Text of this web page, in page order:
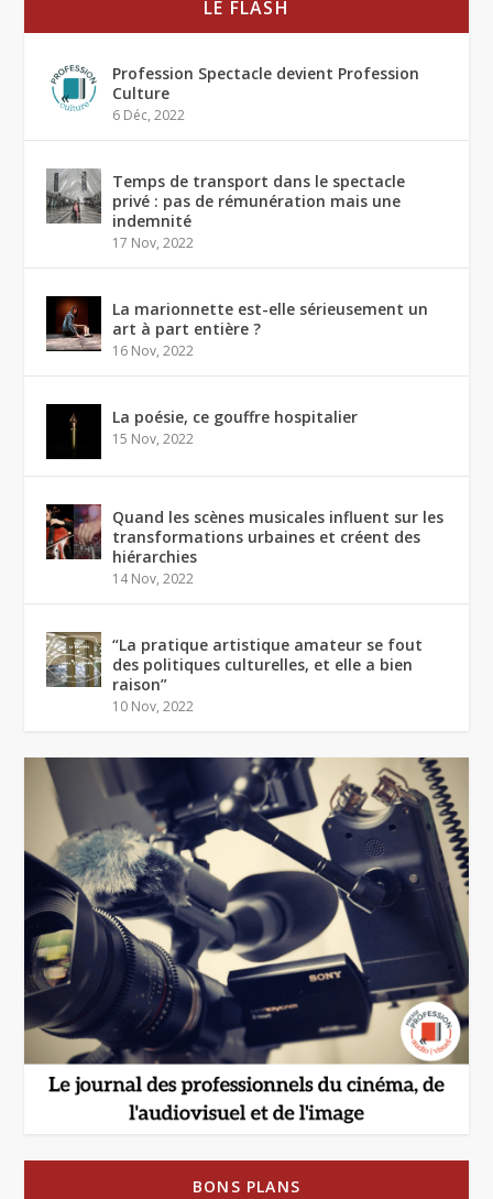
LE FLASH
Profession Spectacle devient Profession
Culture
6 Déc, 2022
Temps de transport dans le spectacle
privé : pas de rémunération mais une
indemnité
17 Nov, 2022
La marionnette est-elle sérieusement un
art à part entière ?
16 Nov, 2022
La poésie, ce gouffre hospitalier
15 Nov, 2022
Quand les scènes musicales influent sur les
transformations urbaines et créent des
hiérarchies
14 Nov, 2022
“La pratique artistique amateur se fout
des politiques culturelles, et elle a bien
raison”
10 Nov, 2022
BONS PLANS